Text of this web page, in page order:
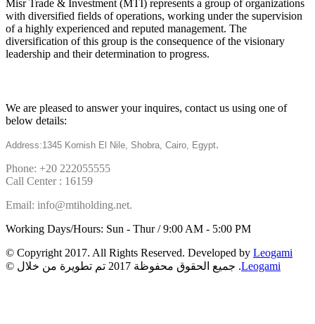
Misr Trade & Investment (MTI) represents a group of organizations
with diversified fields of operations, working under the supervision
of a highly experienced and reputed management. The
diversification of this group is the consequence of the visionary
leadership and their determination to progress.
We are pleased to answer your inquires, contact us using one of
below details:
Address:1345 Kornish El Nile, Shobra, Cairo, Egypt.
Phone: +20 222055555
Call Center : 16159
Email: info@mtiholding.net.
Working Days/Hours: Sun - Thur / 9:00 AM - 5:00 PM
© Copyright 2017. All Rights Reserved. Developed by Leogami
© جميع الحقوق محفوظة 2017 تم تطويرة من خلال .Leogami